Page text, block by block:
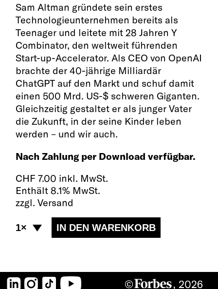
Sam Altman gründete sein erstes
Technologieunternehmen bereits als
Teenager und leitete mit 28 Jahren Y
Combinator, den weltweit führenden
Start-up-Accelerator. Als CEO von OpenAI
brachte der 40-jährige Milliardär
ChatGPT auf den Markt und schuf damit
einen 500 Mrd. US-$ schweren Giganten.
Gleichzeitig gestaltet er als junger Vater
die Zukunft, in der seine Kinder leben
werden – und wir auch.
Nach Zahlung per Download verfügbar.
CHF 7.00 inkl. MwSt.
Enthält 8.1% MwSt.
zzgl. Versand
LinkedInInstagram
TikTok